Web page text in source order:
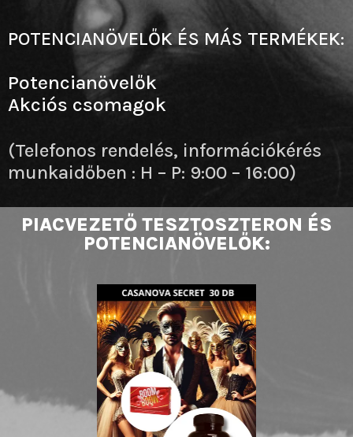
PIACVEZETŐ TESZTOSZTERON ÉS
POTENCIANÖVELŐK:
POTENCIANÖVELŐK ÉS MÁS TERMÉKEK:
Potencianövelők
Akciós csomagok
(Telefonos rendelés, információkérés
munkaidőben : H – P: 9:00 – 16:00)